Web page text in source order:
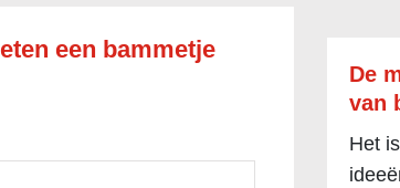
een bammetje
De
van
Het